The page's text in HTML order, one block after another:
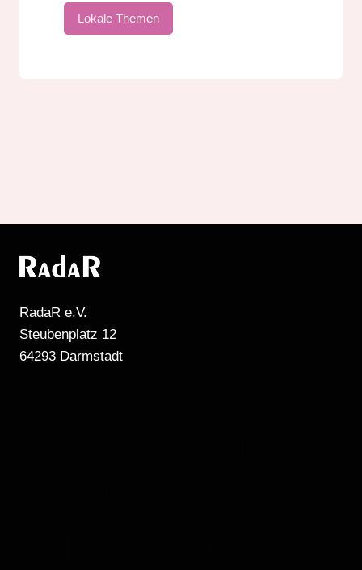
Lokale Themen
RadaR e.V.
Steubenplatz 12
64293 Darmstadt